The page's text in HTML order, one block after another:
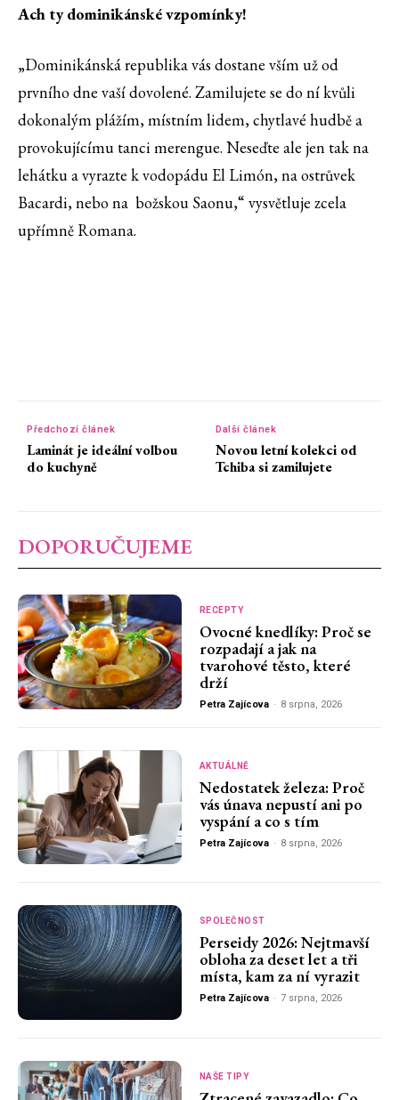
Ach ty dominikánské vzpomínky!
„Dominikánská republika vás dostane vším už od
prvního dne vaší dovolené. Zamilujete se do ní kvůli
dokonalým plážím, místním lidem, chytlavé hudbě a
provokujícímu tanci merengue. Neseďte ale jen tak na
lehátku a vyrazte k vodopádu El Limón, na ostrůvek
Bacardi, nebo na božskou Saonu,“ vysvětluje zcela
upřímně Romana.
Předchozí článek
Laminát je ideální volbou
do kuchyně
Další článek
Novou letní kolekci od
Tchiba si zamilujete
DOPORUČUJEME
RECEPTY
Ovocné knedlíky: Proč se
rozpadají a jak na
tvarohové těsto, které
drží
Petra Zajícova - 8 srpna, 2026
AKTUÁLNĚ
Nedostatek železa: Proč
vás únava nepustí ani po
vyspání a co s tím
Petra Zajícova - 8 srpna, 2026
SPOLEČNOST
Perseidy 2026: Nejtmavší
obloha za deset let a tři
místa, kam za ní vyrazit
Petra Zajícova - 7 srpna, 2026
NAŠE TIPY